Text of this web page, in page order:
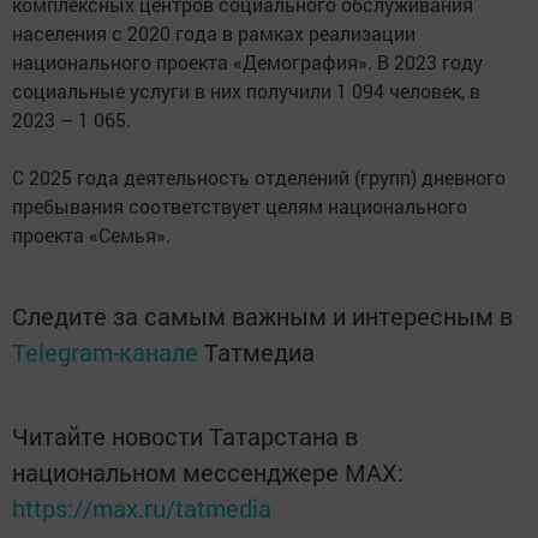
населения с 2020 года в рамках реализации
национального проекта «Демография». В 2023 году
социальные услуги в них получили 1 094 человек, в
2023 – 1 065.
С 2025 года деятельность отделений (групп) дневного
пребывания соответствует целям национального
проекта «Семья».
Следите за самым важным и интересным в
Telegram-канале Татмедиа
Читайте новости Татарстана в
национальном мессенджере MАХ:
https://max.ru/tatmedia